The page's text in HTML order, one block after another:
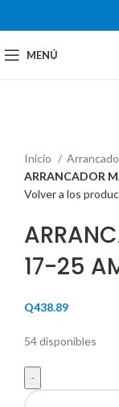
MENÚ
Inicio
ARRANCADOR
Volver a los
17-25
Q438.89
54 disponibles